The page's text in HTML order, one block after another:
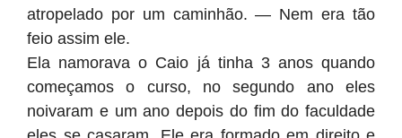
atropelado por um caminhão. — Nem era tão
feio assim ele.
Ela namorava o Caio já tinha 3 anos quando
começamos o curso, no segundo ano eles
noivaram e um ano depois do fim do faculdade